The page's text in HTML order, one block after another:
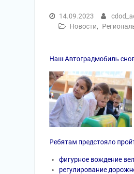
14.09.2023
Новости,
Наш Автоградмобиль
Ребятам предстояло
фигурное вождение
регулирование